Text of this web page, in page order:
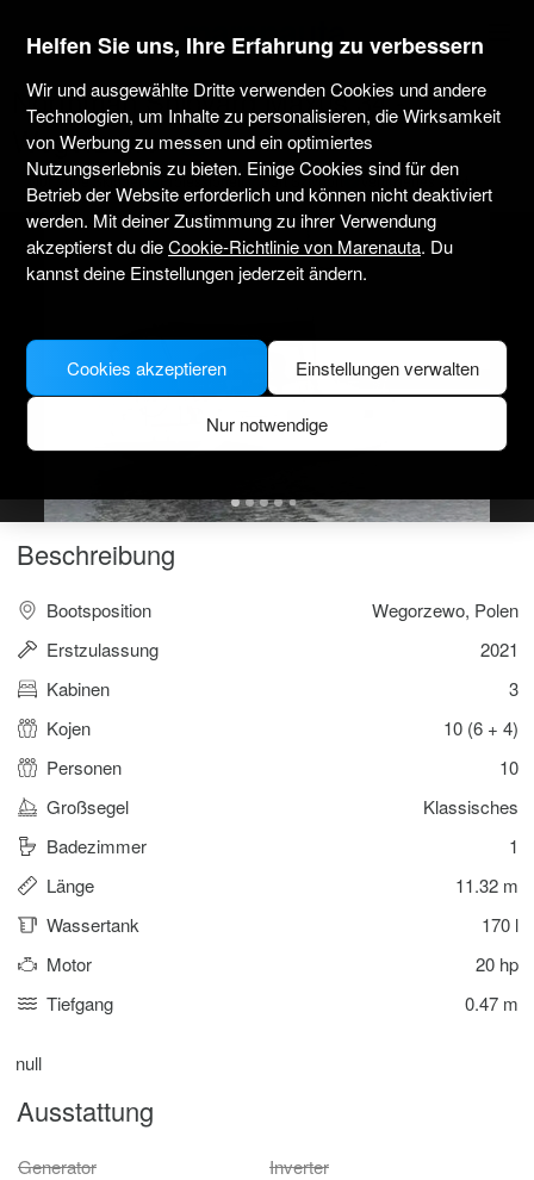
marenauta
Northman Shipyard Maxus 34 -
Wegorzewo
Nur ohne Skipper Professionell Port Sztynort Verifiziertes Boot
Beschreibung
Bootsposition
Wegorzewo, Polen
Erstzulassung
2021
Kabinen
3
Kojen
10 (6 + 4)
Personen
10
Großsegel
Klassisches
Badezimmer
1
Länge
11.32 m
Wassertank
170 l
Motor
20 hp
Tiefgang
0.47 m
null
Ausstattung
Generator
Inverter
Helfen Sie uns, Ihre Erfahrung zu verbessern
Wir und ausgewählte Dritte verwenden Cookies und andere
Technologien, um Inhalte zu personalisieren, die Wirksamkeit
von Werbung zu messen und ein optimiertes
Nutzungserlebnis zu bieten. Einige Cookies sind für den
Betrieb der Website erforderlich und können nicht deaktiviert
werden. Mit deiner Zustimmung zu ihrer Verwendung
akzeptierst du dieCookie-Richtlinie von Marenauta. Du
kannst deine Einstellungen jederzeit ändern.
Einstellungen verwalten
Nur notwendige
Cookies akzeptieren